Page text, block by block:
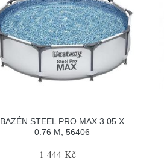
BAZÉN STEEL PRO MAX 3.05 X
0.76 M, 56406
1 444 Kč